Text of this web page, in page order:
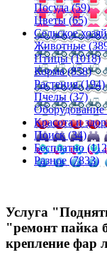
Посуда (59)
Цветы (65)
Сельское
Животные
Птицы (1018)
Корма (858)
Растения (194)
Пчелы (37)
Оборудование
Красота и
Поиск (34)
Бесплатно
Разное (7833)
Услуга
"ремонт пайка
крепление фар